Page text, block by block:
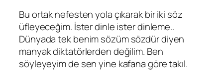
Bu ortak nefesten yola çıkarak bir iki söz
üfleyeceğim. İster dinle ister dinleme..
Dünyada tek benim sözüm sözdür diyen
manyak diktatörlerden değilim. Ben
söyleyeyim de sen yine kafana göre takıl.